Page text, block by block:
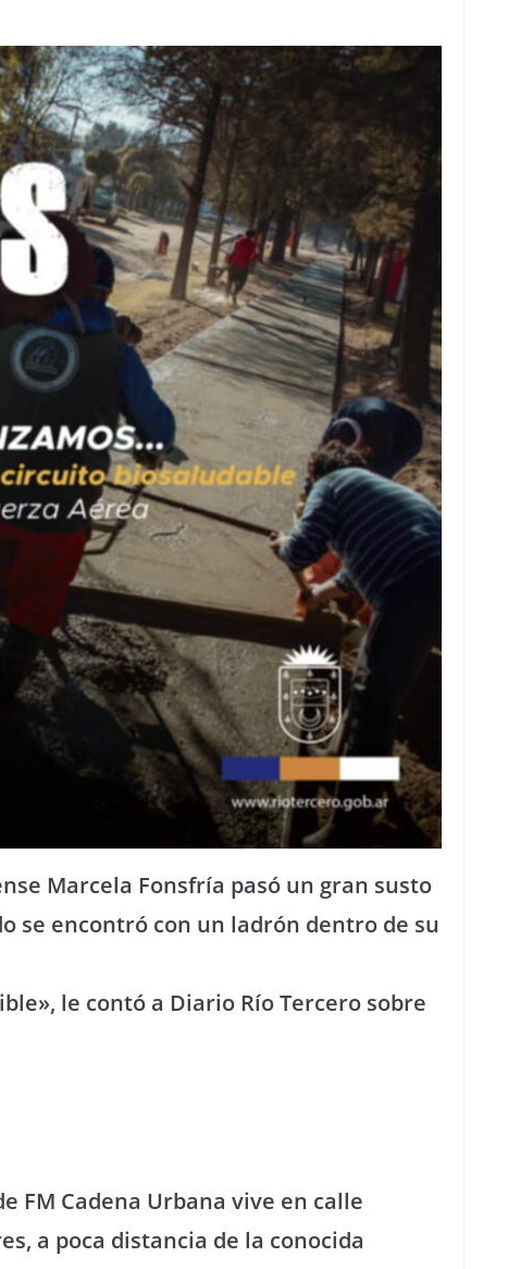
Marcela Fonsfría pasó un gran susto
se encontró con un ladrón dentro de su
le contó a Diario Río Tercero sobre
FM Cadena Urbana vive en calle
a poca distancia de la conocida